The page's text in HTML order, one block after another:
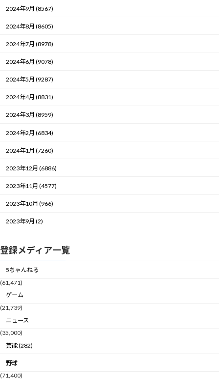
2024年9月 (8567)
2024年8月 (8605)
2024年7月 (8978)
2024年6月 (9078)
2024年5月 (9287)
2024年4月 (8831)
2024年3月 (8959)
2024年2月 (6834)
2024年1月 (7260)
2023年12月 (6886)
2023年11月 (4577)
2023年10月 (966)
2023年9月 (2)
登録メディア一覧
5ちゃんねる
(61,471)
ゲーム
(21,739)
ニュース
(35,000)
芸能 (282)
野球
(71,400)